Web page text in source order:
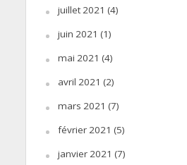
juillet 2021 (4)
juin 2021 (1)
mai 2021 (4)
avril 2021 (2)
mars 2021 (7)
février 2021 (5)
janvier 2021 (7)